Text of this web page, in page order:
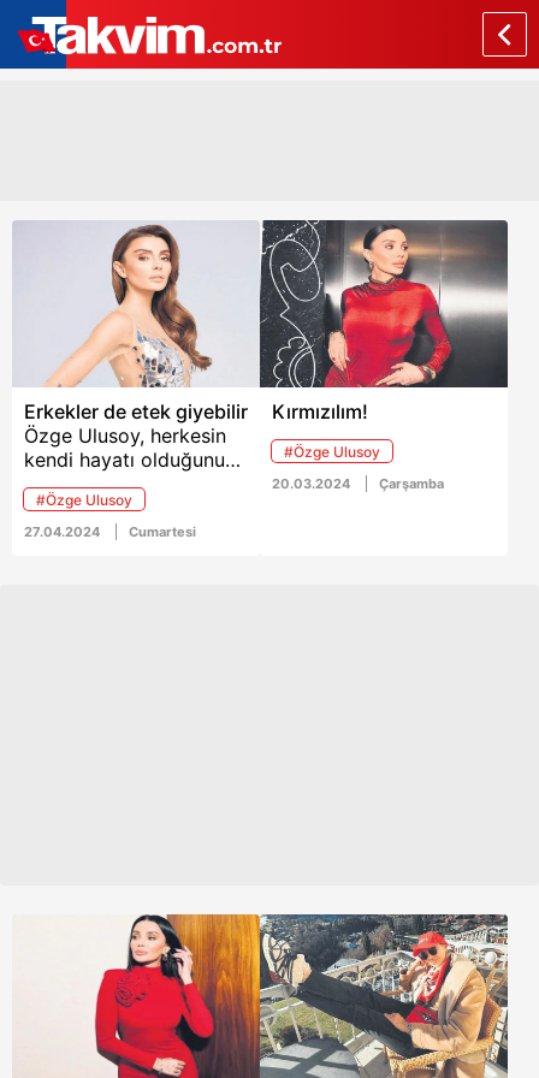
Erkekler de etek giyebilir
Özge Ulusoy, herkesin
kendi hayatı olduğunu
ve erkeklerin de
istedikleri gibi
giyinebileceğini söyledi.
#Özge Ulusoy
27.04.2024 Cumartesi
Kırmızılım!
#Özge Ulusoy
20.03.2024 Çarşamba